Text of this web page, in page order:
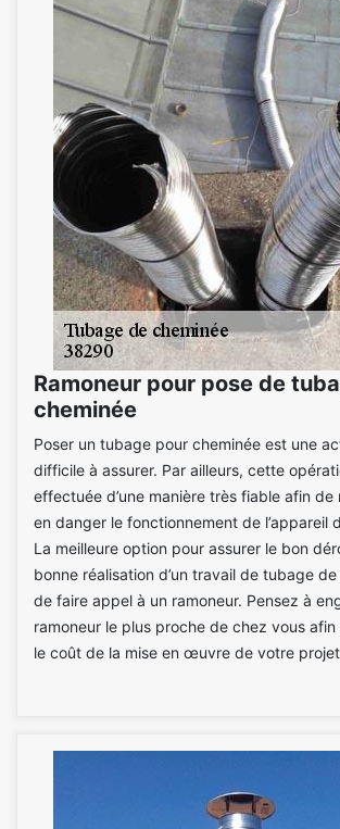
Ramoneur pour pose de
cheminée
Poser un tubage pour cheminée est une
difficile à assurer. Par ailleurs, cette
effectuée d’une manière très fiable afin
en danger le fonctionnement de l’appareil
La meilleure option pour assurer le bon
bonne réalisation d’un travail de tubage de
de faire appel à un ramoneur. Pensez à
ramoneur le plus proche de chez vous
le coût de la mise en œuvre de votre